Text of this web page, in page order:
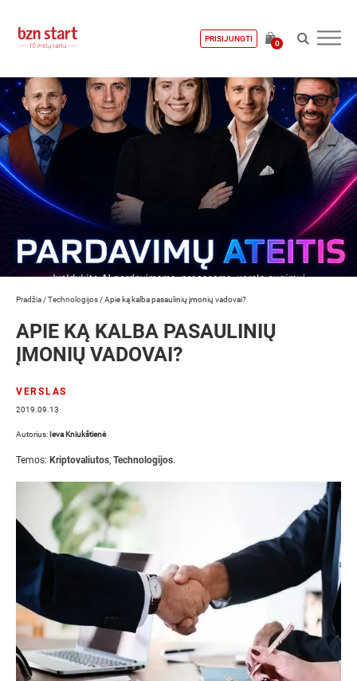
PRISIJUNGTI
0
Pradžia /Technologijos /Apie ką kalba pasaulinių įmonių vadovai?
APIE KĄ KALBA PASAULINIŲ
ĮMONIŲ VADOVAI?
VERSLAS
2019.09.13
Autorius: Ieva Kniukštienė
Temos: Kriptovaliutos, Technologijos.